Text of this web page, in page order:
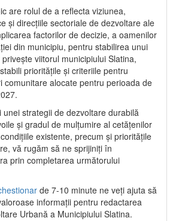
are rolul de a reflecta viziunea,
și direcțiile sectoriale de dezvoltare ale
factorilor de decizie, a oamenilor
din municipiu, pentru stabilirea unui
viitorul municipiului Slatina,
prioritățile și criteriile pentru
comunitare alocate pentru perioada de
strategii de dezvoltare durabilă
și gradul de mulțumire al cetățenilor
existente, precum și prioritățile
vă rugăm să ne sprijiniți în
prin completarea următorului
de 7-10 minute ne veți ajuta să
informații pentru redactarea
Urbană a Municipiului Slatina.